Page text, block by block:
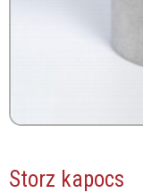
Storz kapocs